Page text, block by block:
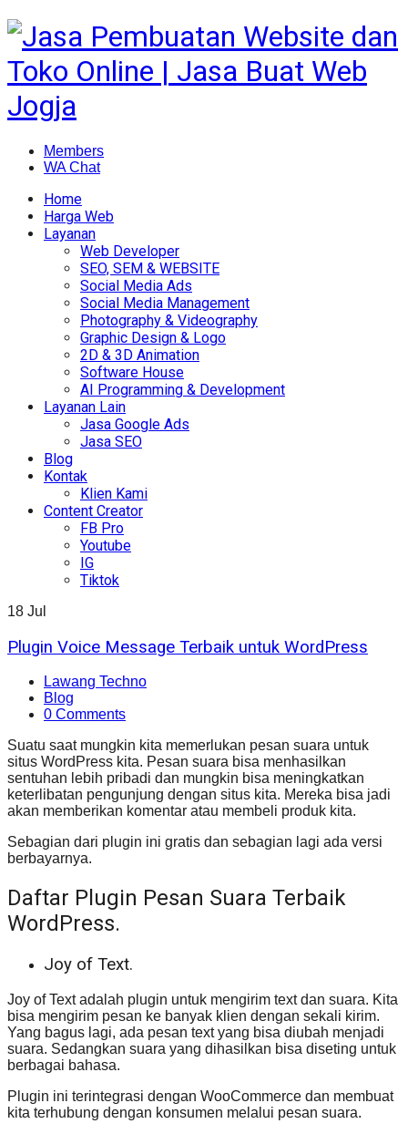
Members
WA Chat
Home
Harga Web
Layanan
Web Developer
SEO, SEM & WEBSITE
Social Media Ads
Social Media Management
Photography & Videography
Graphic Design & Logo
2D & 3D Animation
Software House
AI Programming & Development
Layanan Lain
Jasa Google Ads
Jasa SEO
Blog
Kontak
Klien Kami
Content Creator
FB Pro
Youtube
IG
Tiktok
18 Jul
Plugin Voice Message Terbaik untuk WordPress
Lawang Techno
Blog
0 Comments
Suatu saat mungkin kita memerlukan pesan suara untuk
situs WordPress kita. Pesan suara bisa menhasilkan
sentuhan lebih pribadi dan mungkin bisa meningkatkan
keterlibatan pengunjung dengan situs kita. Mereka bisa jadi
akan memberikan komentar atau membeli produk kita.
Sebagian dari plugin ini gratis dan sebagian lagi ada versi
berbayarnya.
Daftar Plugin Pesan Suara Terbaik
WordPress.
Joy of Text.
Joy of Text adalah plugin untuk mengirim text dan suara. Kita
bisa mengirim pesan ke banyak klien dengan sekali kirim.
Yang bagus lagi, ada pesan text yang bisa diubah menjadi
suara. Sedangkan suara yang dihasilkan bisa diseting untuk
berbagai bahasa.
Plugin ini terintegrasi dengan WooCommerce dan membuat
kita terhubung dengan konsumen melalui pesan suara.